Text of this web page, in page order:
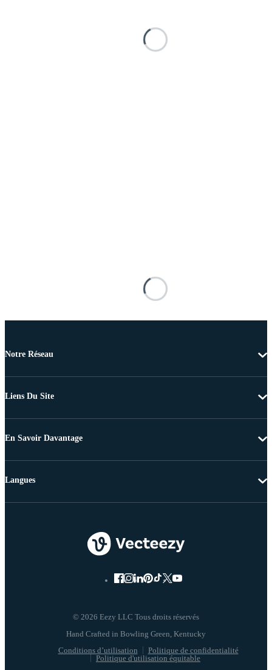
Notre Réseau
Liens Du Site
En Savoir Davantage
© 2026 Eezy LLC Tous droits réservés
Conditions d’utilisation
Politique de confidentialité
Politique d'utilisation équitable
Langues